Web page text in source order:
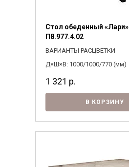
Стол обеденный «Лари»
П8.977.4.02
ВАРИАНТЫ РАСЦВЕТКИ
Д×Ш×В: 1000/1000/770 (мм)
1 321 р.
В КОРЗИНУ